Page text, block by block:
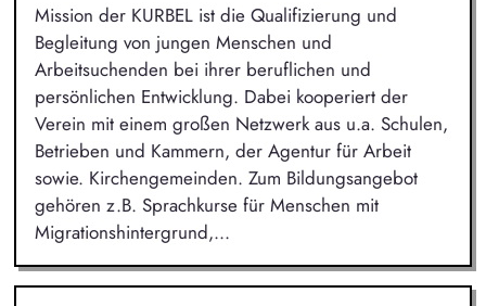
Mission der KURBEL ist die Qualifizierung und
Begleitung von jungen Menschen und
Arbeitsuchenden bei ihrer beruflichen und
persönlichen Entwicklung. Dabei kooperiert der
Verein mit einem großen Netzwerk aus u.a. Schulen,
Betrieben und Kammern, der Agentur für Arbeit
sowie. Kirchengemeinden. Zum Bildungsangebot
gehören z.B. Sprachkurse für Menschen mit
Migrationshintergrund,...